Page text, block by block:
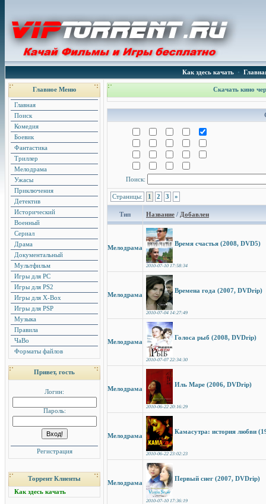
Как здесь качать•
Главное Меню
Главная
Поиск
Комедия
Боевик
Фантастика
Триллер
Мелодрама
Ужасы
Приключения
Детектив
Исторический
Военный
Сериал
Драма
Документальный
Мультфильм
Игры для PC
Игры для PS2
Игры для X-Box
Игры для PSP
Музыка
Правила
ЧаВо
Форматы файлов
Привет, гость
Логин:
Пароль:
Регистрация
Торрент Клиенты
Как здесь качать
Скачать кино
Поиск:
Страницы: 1 2 3 »
Тип Название / Добавлен
Мелодрама
Время счастья (2008, DVD5)
2010-07-10 17:58:34
Мелодрама
Времена года (2007, DVDrip)
2010-07-04 14:27:49
Мелодрама
Голоса рыб (2008, DVDrip)
2010-07-07 22:34:30
Мелодрама
Иль Маре (2006, DVDrip)
2010-06-22 20:16:29
Мелодрама
Камасутра: история любви
2010-06-22 23:02:23
Мелодрама
Первый снег (2007, DVDrip)
2010-07-10 17:36:19